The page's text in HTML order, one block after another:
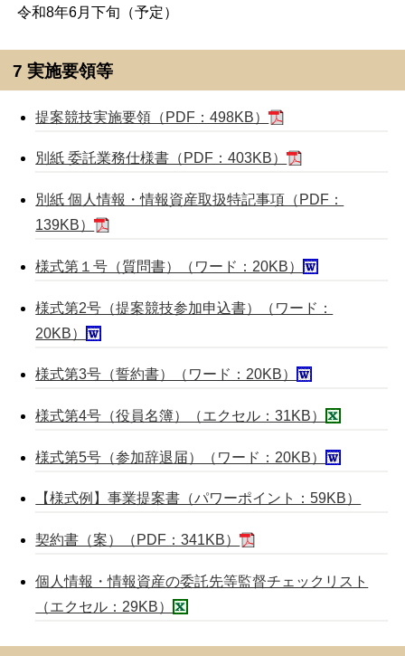
令和8年6月下旬（予定）
7 実施要領等
提案競技実施要領（PDF：498KB）
別紙 委託業務仕様書（PDF：403KB）
別紙 個人情報・情報資産取扱特記事項（PDF：
139KB）
様式第１号（質問書）（ワード：20KB）
様式第2号（提案競技参加申込書）（ワード：
20KB）
様式第3号（誓約書）（ワード：20KB）
様式第4号（役員名簿）（エクセル：31KB）
様式第5号（参加辞退届）（ワード：20KB）
【様式例】事業提案書（パワーポイント：59KB）
契約書（案）（PDF：341KB）
個人情報・情報資産の委託先等監督チェックリスト
（エクセル：29KB）